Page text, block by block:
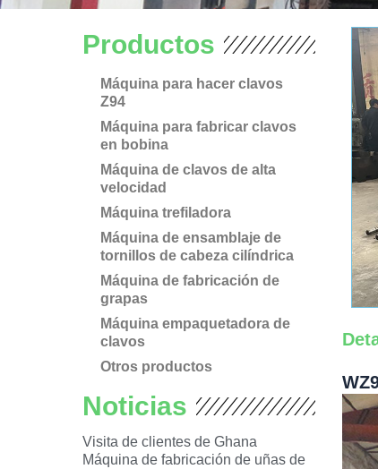
Productos
Máquina para hacer clavos
Z94
Máquina para fabricar clavos
en bobina
Máquina de clavos de alta
velocidad
Máquina trefiladora
Máquina de ensamblaje de
tornillos de cabeza cilíndrica
Máquina de fabricación de
grapas
Máquina empaquetadora de
clavos
Otros productos
Noticias
Visita de clientes de Ghana
Máquina de fabricación de uñas de